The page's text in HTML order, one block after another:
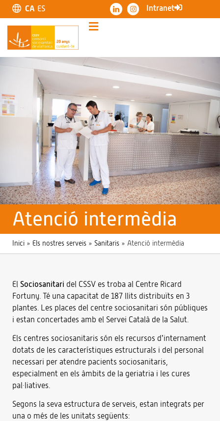
CA ES Intranet
Atenció intermèdia
Inici » Els nostres serveis » Sanitaris » Atenció intermèdia
El Sociosanitari del CSSV es troba al Centre Ricard
Fortuny. Té una capacitat de 187 llits distribuïts en 3
plantes. Les places del centre sociosanitari són públiques
i estan concertades amb el Servei Català de la Salut.
Els centres sociosanitaris són els recursos d’internament
dotats de les característiques estructurals i del personal
necessari per atendre pacients sociosanitaris,
especialment en els àmbits de la geriatria i les cures
pal·liatives.
Segons la seva estructura de serveis, estan integrats per
una o més de les unitats següents: